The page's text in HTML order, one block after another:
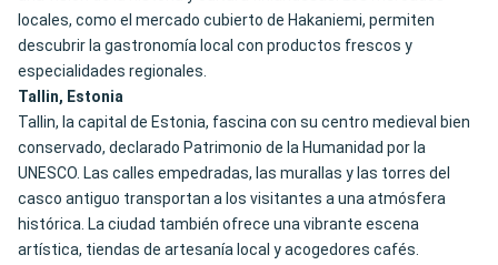
locales, como el mercado cubierto de Hakaniemi, permiten
descubrir la gastronomía local con productos frescos y
especialidades regionales.
Tallin, Estonia
Tallin, la capital de Estonia, fascina con su centro medieval bien
conservado, declarado Patrimonio de la Humanidad por la
UNESCO. Las calles empedradas, las murallas y las torres del
casco antiguo transportan a los visitantes a una atmósfera
histórica. La ciudad también ofrece una vibrante escena
artística, tiendas de artesanía local y acogedores cafés.